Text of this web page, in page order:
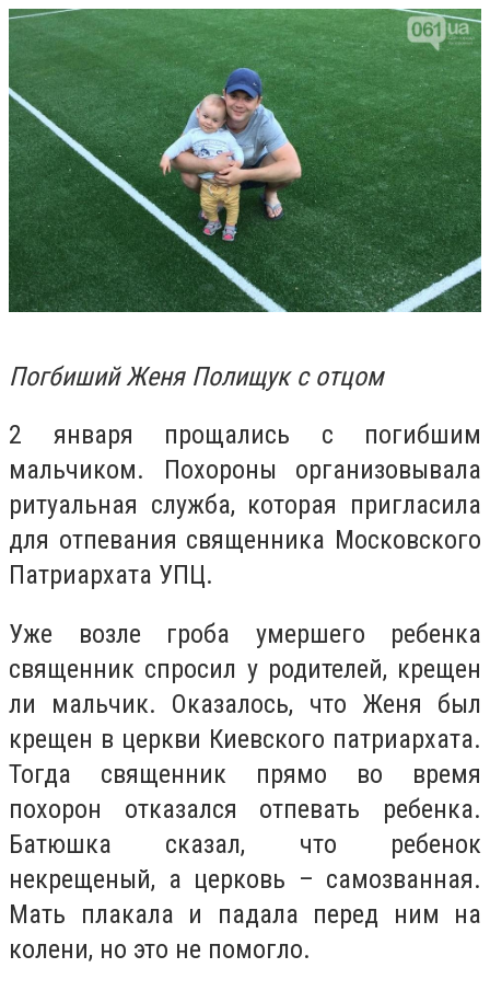
Погбиший Женя Полищук с отцом
2 января прощались с погибшим
мальчиком. Похороны организовывала
ритуальная служба, которая пригласила
для отпевания священника Московского
Патриархата УПЦ.
Уже возле гроба умершего ребенка
священник спросил у родителей, крещен
ли мальчик. Оказалось, что Женя был
крещен в церкви Киевского патриархата.
Тогда священник прямо во время
похорон отказался отпевать ребенка.
Батюшка сказал, что ребенок
некрещеный, а церковь – самозванная.
Мать плакала и падала перед ним на
колени, но это не помогло.